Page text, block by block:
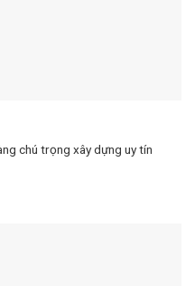
chú trọng xây dựng uy tín